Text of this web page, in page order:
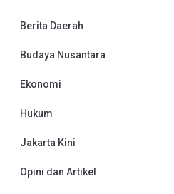
Berita Daerah
Budaya Nusantara
Ekonomi
Hukum
Jakarta Kini
Opini dan Artikel